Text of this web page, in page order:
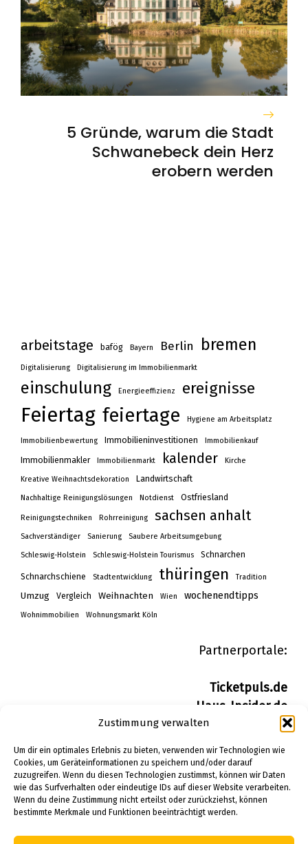
Zustimmung verwalten
Um dir ein optimales Erlebnis zu bieten, verwenden wir Technologien wie
Cookies, um Geräteinformationen zu speichern und/oder darauf
zuzugreifen. Wenn du diesen Technologien zustimmst, können wir Daten
wie das Surfverhalten oder eindeutige IDs auf dieser Website verarbeiten.
Wenn du deine Zustimmung nicht erteilst oder zurückziehst, können
bestimmte Merkmale und Funktionen beeinträchtigt werden.
5 Gründe, warum die Stadt
Schwanebeck dein Herz
erobern werden
arbeitstage bafög Bayern Berlin bremen
Digitalisierung Digitalisierung im Immobilienmarkt
einschulung Energieeffizienz ereignisse
Feiertag feiertage Hygiene am Arbeitsplatz
Immobilienbewertung Immobilieninvestitionen Immobilienkauf
Immobilienmakler Immobilienmarkt kalender Kirche
Kreative Weihnachtsdekoration Landwirtschaft
Nachhaltige Reinigungslösungen Notdienst Ostfriesland
Reinigungstechniken Rohrreinigung sachsen anhalt
Sachverständiger Sanierung Saubere Arbeitsumgebung
Schleswig-Holstein Schleswig-Holstein Tourismus Schnarchen
Schnarchschiene Stadtentwicklung thüringen Tradition
Umzug Vergleich Weihnachten Wien wochenendtipps
Wohnimmobilien Wohnungsmarkt Köln
Partnerportale:
Ticketpuls.de
Haus-Insider.de
Wohn-Insider.de
Bau-Insider.de
IMPRESSUM
DATENSCHUTZERKLÄRUNG
PINTEREST